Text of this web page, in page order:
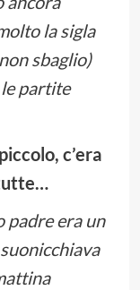
la sigla
sbaglio)
partite
c’era
padre era un